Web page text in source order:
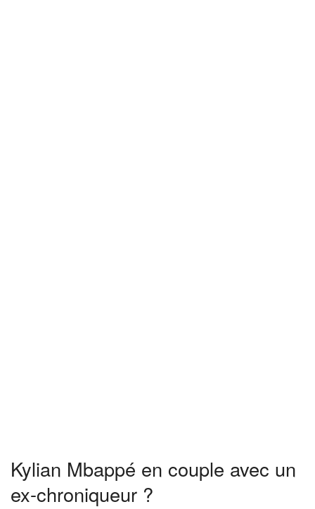
Kylian Mbappé en couple avec un
ex-chroniqueur ?